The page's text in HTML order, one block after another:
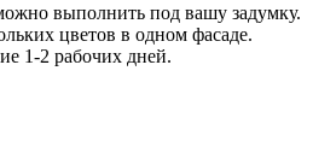
выполнить под вашу задумку.
цветов в одном фасаде.
1-2 рабочих дней.